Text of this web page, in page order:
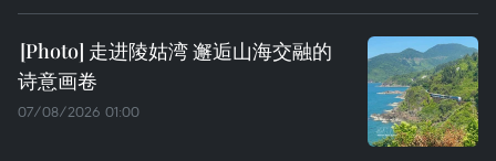
走进陵姑湾 邂逅山海交融的
诗意画卷
07/08/2026 01:00